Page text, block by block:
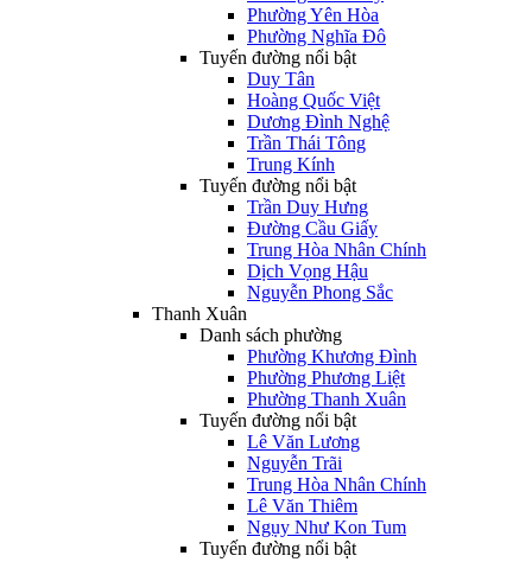
Phường Yên Hòa
Phường Nghĩa Đô
Tuyến đường nổi bật
Duy Tân
Hoàng Quốc Việt
Dương Đình Nghệ
Trần Thái Tông
Trung Kính
Tuyến đường nổi bật
Trần Duy Hưng
Đường Cầu Giấy
Trung Hòa Nhân Chính
Dịch Vọng Hậu
Nguyễn Phong Sắc
Thanh Xuân
Danh sách phường
Phường Khương Đình
Phường Phương Liệt
Phường Thanh Xuân
Tuyến đường nổi bật
Lê Văn Lương
Nguyễn Trãi
Trung Hòa Nhân Chính
Lê Văn Thiêm
Ngụy Như Kon Tum
Tuyến đường nổi bật